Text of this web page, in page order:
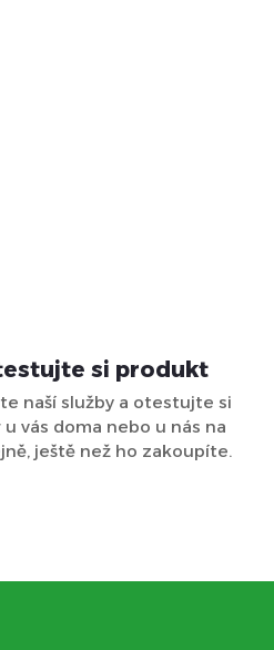
si produkt
naší služby a otestujte si
vás doma nebo u nás na
ještě než ho zakoupíte.